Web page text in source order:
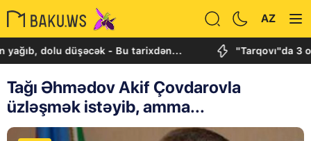
AZ
dolu düşəcək - Bu tarixdən... "Tarqovı"da 3
Tağı Əhmədov Akif Çovdarovla
üzləşmək istəyib, amma...